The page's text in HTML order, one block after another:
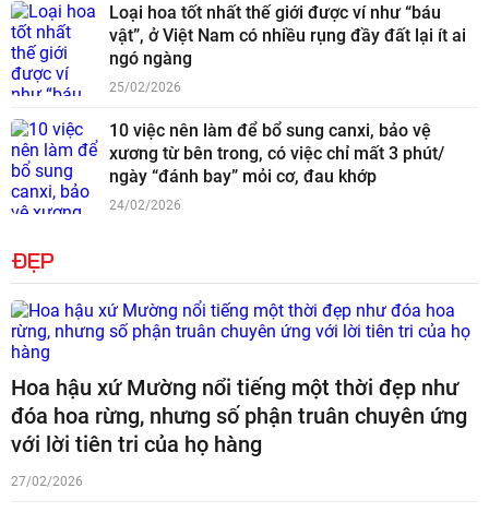
Loại hoa tốt nhất thế giới được ví như “báu
vật”, ở Việt Nam có nhiều rụng đầy đất lại ít ai
ngó ngàng
25/02/2026
10 việc nên làm để bổ sung canxi, bảo vệ
xương từ bên trong, có việc chỉ mất 3 phút/
ngày “đánh bay” mỏi cơ, đau khớp
24/02/2026
ĐẸP
Hoa hậu xứ Mường nổi tiếng một thời đẹp như
đóa hoa rừng, nhưng số phận truân chuyên ứng
với lời tiên tri của họ hàng
27/02/2026